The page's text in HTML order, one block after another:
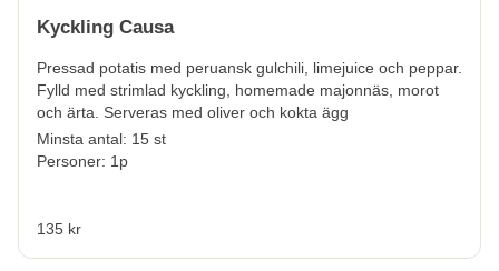
Kyckling Causa
Pressad potatis med peruansk gulchili, limejuice och peppar.
Fylld med strimlad kyckling, homemade majonnäs, morot
och ärta. Serveras med oliver och kokta ägg
Minsta antal: 15 st
Personer: 1p
135 kr